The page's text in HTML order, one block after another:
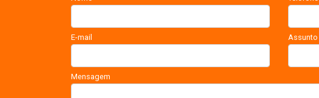
E-mail Assunto
Mensagem